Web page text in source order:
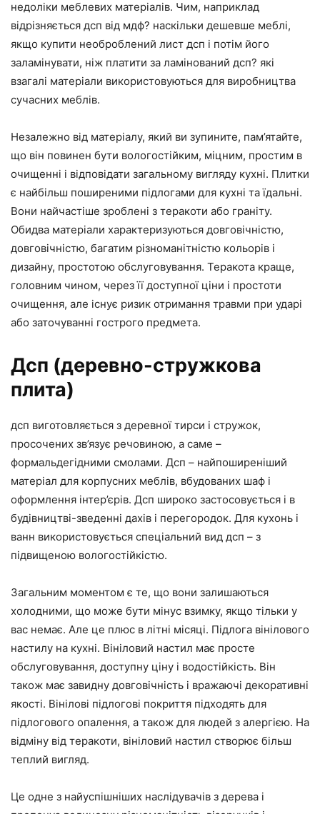
недоліки меблевих матеріалів. Чим, наприклад
відрізняється дсп від мдф? наскільки дешевше меблі,
якщо купити необроблений лист дсп і потім його
заламінувати, ніж платити за ламінований дсп? які
взагалі матеріали використовуються для виробництва
сучасних меблів.
Незалежно від матеріалу, який ви зупините, пам’ятайте,
що він повинен бути вологостійким, міцним, простим в
очищенні і відповідати загальному вигляду кухні. Плитки
є найбільш поширеними підлогами для кухні та їдальні.
Вони найчастіше зроблені з теракоти або граніту.
Обидва матеріали характеризуються довговічністю,
довговічністю, багатим різноманітністю кольорів і
дизайну, простотою обслуговування. Теракота краще,
головним чином, через її доступної ціни і простоти
очищення, але існує ризик отримання травми при ударі
або заточуванні гострого предмета.
Дсп (деревно-стружкова
плита)
дсп виготовляється з деревної тирси і стружок,
просочених зв’язує речовиною, а саме –
формальдегідними смолами. Дсп – найпоширеніший
матеріал для корпусних меблів, вбудованих шаф і
оформлення інтер’єрів. Дсп широко застосовується і в
будівництві-зведенні дахів і перегородок. Для кухонь і
ванн використовується спеціальний вид дсп – з
підвищеною вологостійкістю.
Загальним моментом є те, що вони залишаються
холодними, що може бути мінус взимку, якщо тільки у
вас немає. Але це плюс в літні місяці. Підлога вінілового
настилу на кухні. Вініловий настил має просте
обслуговування, доступну ціну і водостійкість. Він
також має завидну довговічність і вражаючі декоративні
якості. Вінілові підлогові покриття підходять для
підлогового опалення, а також для людей з алергією. На
відміну від теракоти, вініловий настил створює більш
теплий вигляд.
Це одне з найуспішніших наслідувачів з дерева і